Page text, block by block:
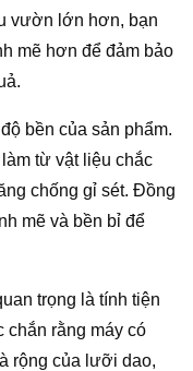
vườn lớn hơn, bạn
mẽ hơn để đảm bảo
bền của sản phẩm.
từ vật liệu chắc
chống gỉ sét. Đồng
mẽ và bền bỉ để
trọng là tính tiện
chắn rằng máy có
rộng của lưỡi dao,